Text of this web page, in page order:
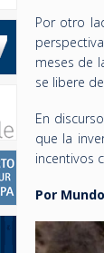
Por otro
meses de
se libere
En
que la
incentivos
Por